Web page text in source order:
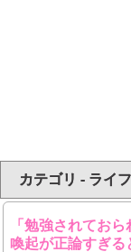
カテゴリ - ライフ
「勉強されてお
喚起が正論すぎる